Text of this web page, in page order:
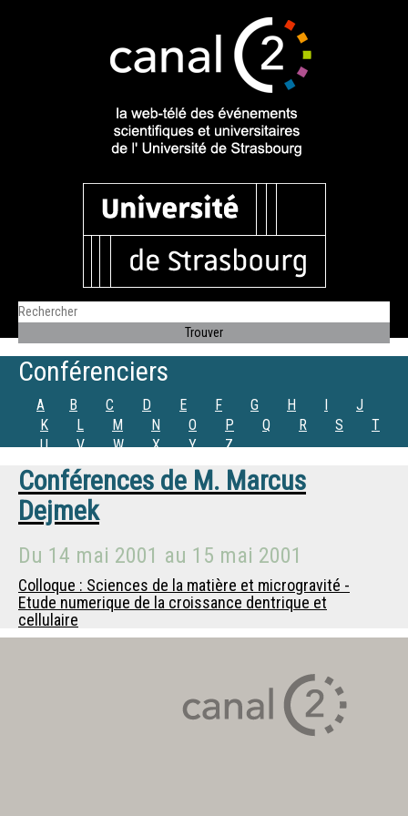
Conférenciers
A B C D E F G H I
J
K
L M N O P Q R S
T
U
V W X Y Z
Conférences de M. Marcus
Dejmek
Du 14 mai 2001 au 15 mai 2001
Colloque : Sciences de la matière et microgravité -
Etude numerique de la croissance dentrique et
cellulaire